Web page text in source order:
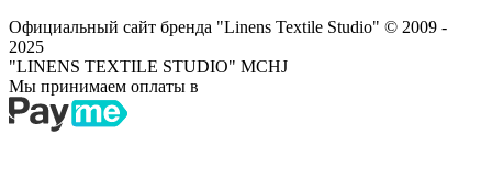
Официальный сайт бренда "Linens Textile Studio" © 2009 -
2025
"LINENS TEXTILE STUDIO" MCHJ
Мы принимаем оплаты в